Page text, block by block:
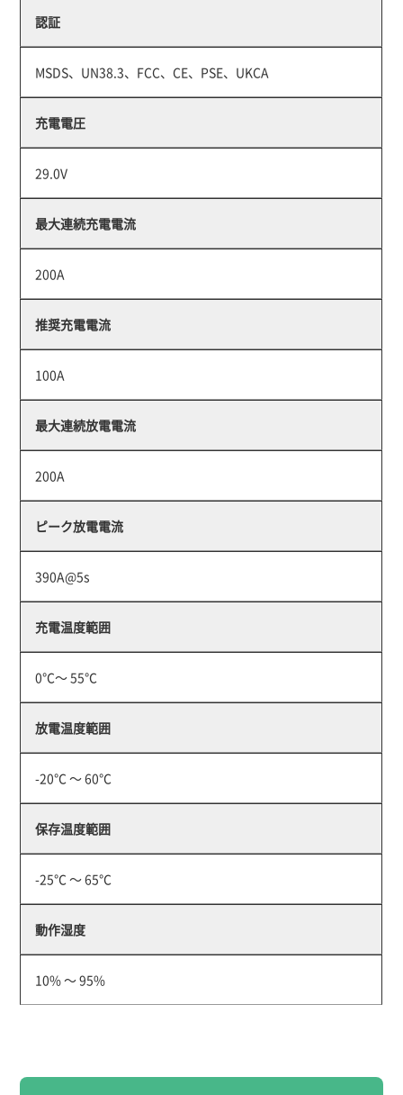
認証
MSDS、UN38.3、FCC、CE、PSE、UKCA
充電電圧
29.0V
最大連続充電電流
200A
推奨充電電流
100A
最大連続放電電流
200A
ピーク放電電流
390A@5s
充電温度範囲
0℃～ 55℃
放電温度範囲
-20℃ ～ 60℃
保存温度範囲
-25℃ ～ 65℃
動作湿度
10% ～ 95%